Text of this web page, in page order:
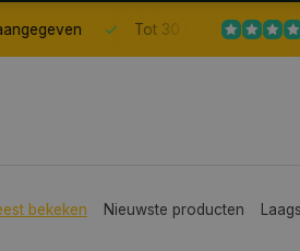
Tot 30 dagen retour sturen.
bekeken Nieuwste producten